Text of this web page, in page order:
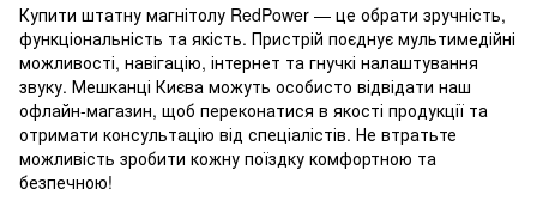
Купити штатну магнітолу RedPower — це обрати зручність,
функціональність та якість. Пристрій поєднує мультимедійні
можливості, навігацію, інтернет та гнучкі налаштування
звуку. Мешканці Києва можуть особисто відвідати наш
офлайн-магазин, щоб переконатися в якості продукції та
отримати консультацію від спеціалістів. Не втратьте
можливість зробити кожну поїздку комфортною та
безпечною!